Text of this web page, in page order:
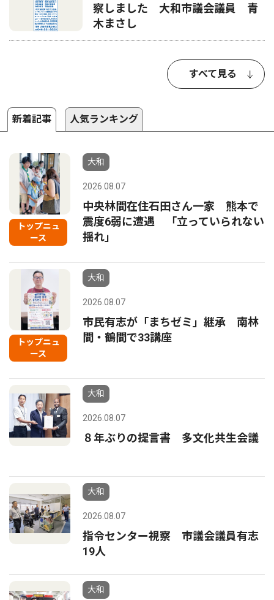
察しました 大和市議会議員 青
木まさし
すべて見る
新着記事 人気ランキング
トップニュ
ース
大和
2026.08.07
中央林間在住石田さん一家 熊本で
震度6弱に遭遇 「立っていられない
揺れ」
トップニュ
ース
大和
2026.08.07
市民有志が「まちゼミ」継承 南林
間・鶴間で33講座
大和
2026.08.07
８年ぶりの提言書 多文化共生会議
大和
2026.08.07
指令センター視察 市議会議員有志
19人
大和